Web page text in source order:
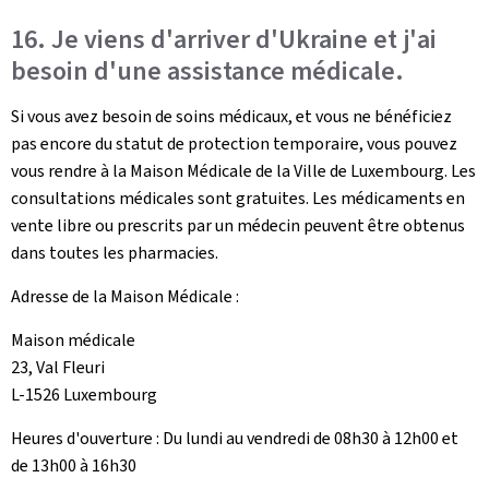
16. Je viens d'arriver d'Ukraine et j'ai
besoin d'une assistance médicale.
Si vous avez besoin de soins médicaux, et vous ne bénéficiez
pas encore du statut de protection temporaire, vous pouvez
vous rendre à la Maison Médicale de la Ville de Luxembourg. Les
consultations médicales sont gratuites. Les médicaments en
vente libre ou prescrits par un médecin peuvent être obtenus
dans toutes les pharmacies.
Adresse de la Maison Médicale :
Maison médicale
23, Val Fleuri
L-1526 Luxembourg
Heures d'ouverture : Du lundi au vendredi de 08h30 à 12h00 et
de 13h00 à 16h30